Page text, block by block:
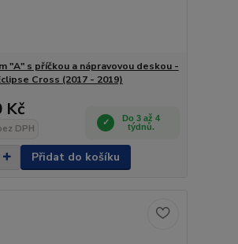
"A" s příčkou a nápravovou deskou -
Cross (2017 - 2019)
Kč
DPH
Do 3 až 4
týdnů.
Přidat do košíku